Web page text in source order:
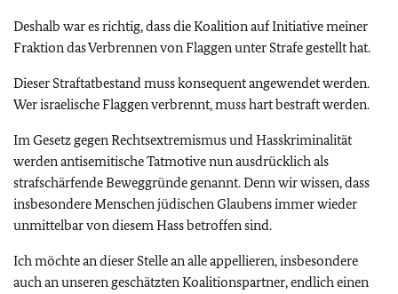
Deshalb war es richtig, dass die Koalition auf Initiative meiner
Fraktion das Verbrennen von Flaggen unter Strafe gestellt hat.
Dieser Straftatbestand muss konsequent angewendet werden.
Wer israelische Flaggen verbrennt, muss hart bestraft werden.
Im Gesetz gegen Rechtsextremismus und Hasskriminalität
werden antisemitische Tatmotive nun ausdrücklich als
strafschärfende Beweggründe genannt. Denn wir wissen, dass
insbesondere Menschen jüdischen Glaubens immer wieder
unmittelbar von diesem Hass betroffen sind.
Ich möchte an dieser Stelle an alle appellieren, insbesondere
auch an unseren geschätzten Koalitionspartner, endlich einen